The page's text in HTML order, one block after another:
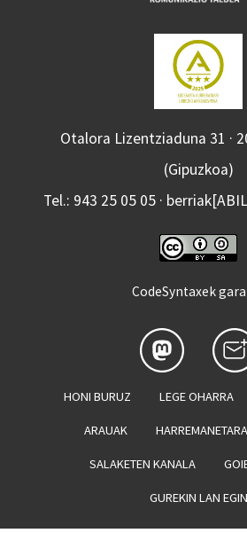
Otalora Lizentziaduna 31 ·
(Gipuzkoa)
Tel.: 943 25 05 05 ·
CodeSyntaxek
HONI BURUZ LEGE OHARRA
ARAUAK
SALAKETEN KANALA
GUREKIN LAN EGIN